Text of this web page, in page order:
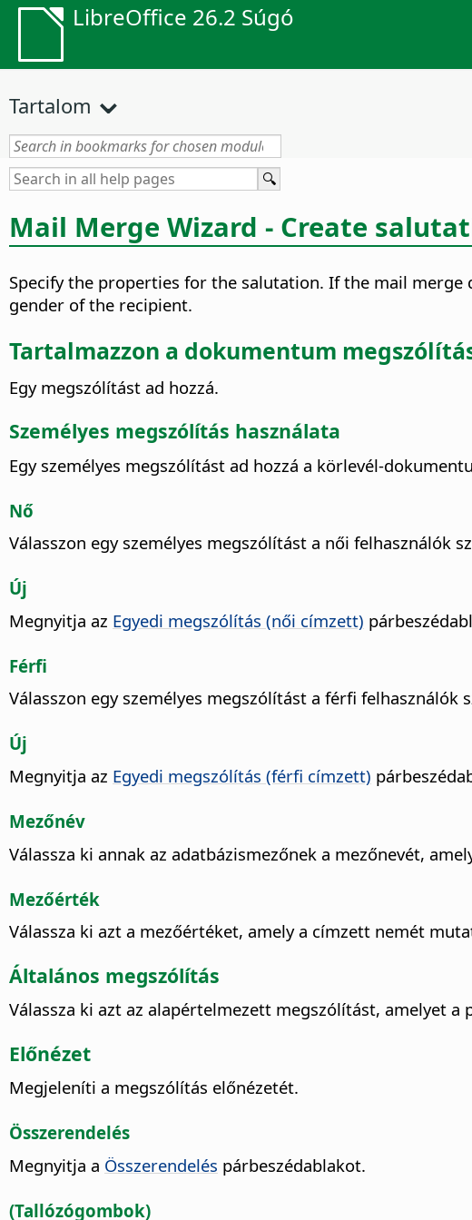
LibreOffice 26.2 Súgó
Tartalom
Mail Merge Wizard - Create
Specify the properties for the salutation. If the mail merge
gender of the recipient.
Tartalmazzon a dokumentum
Egy megszólítást ad hozzá.
Személyes megszólítás használata
Egy személyes megszólítást ad hozzá a körlevél-
Nő
Válasszon egy személyes megszólítást a női felhasználók
Új
Megnyitja az Egyedi megszólítás (női címzett)
Férfi
Válasszon egy személyes megszólítást a férfi felhasználók
Új
Megnyitja az Egyedi megszólítás (férfi címzett)
Mezőnév
Válassza ki annak az adatbázismezőnek a mezőnevét,
Mezőérték
Válassza ki azt a mezőértéket, amely a címzett nemét
Általános megszólítás
Válassza ki azt az alapértelmezett megszólítást, amelyet
Előnézet
Megjeleníti a megszólítás előnézetét.
Összerendelés
Megnyitja a Összerendelés párbeszédablakot.
(Tallózógombok)